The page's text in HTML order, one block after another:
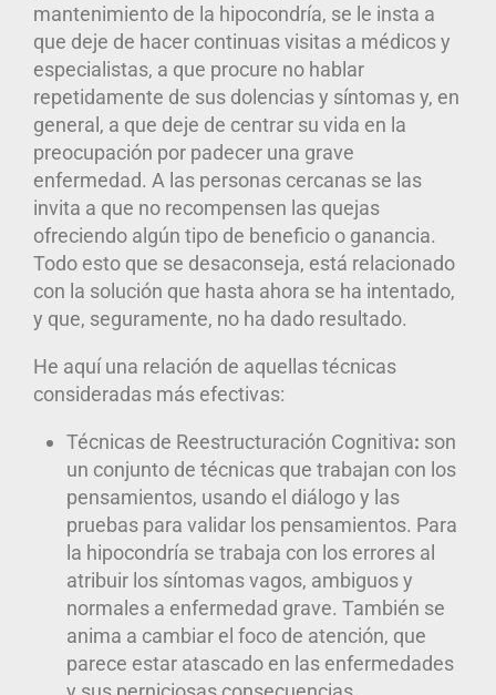
mantenimiento de la hipocondría, se le insta a
que deje de hacer continuas visitas a médicos y
especialistas, a que procure no hablar
repetidamente de sus dolencias y síntomas y, en
general, a que deje de centrar su vida en la
preocupación por padecer una grave
enfermedad. A las personas cercanas se las
invita a que no recompensen las quejas
ofreciendo algún tipo de beneficio o ganancia.
Todo esto que se desaconseja, está relacionado
con la solución que hasta ahora se ha intentado,
y que, seguramente, no ha dado resultado.
He aquí una relación de aquellas técnicas
consideradas más efectivas:
Técnicas de Reestructuración Cognitiva: son
un conjunto de técnicas que trabajan con los
pensamientos, usando el diálogo y las
pruebas para validar los pensamientos. Para
la hipocondría se trabaja con los errores al
atribuir los síntomas vagos, ambiguos y
normales a enfermedad grave. También se
anima a cambiar el foco de atención, que
parece estar atascado en las enfermedades